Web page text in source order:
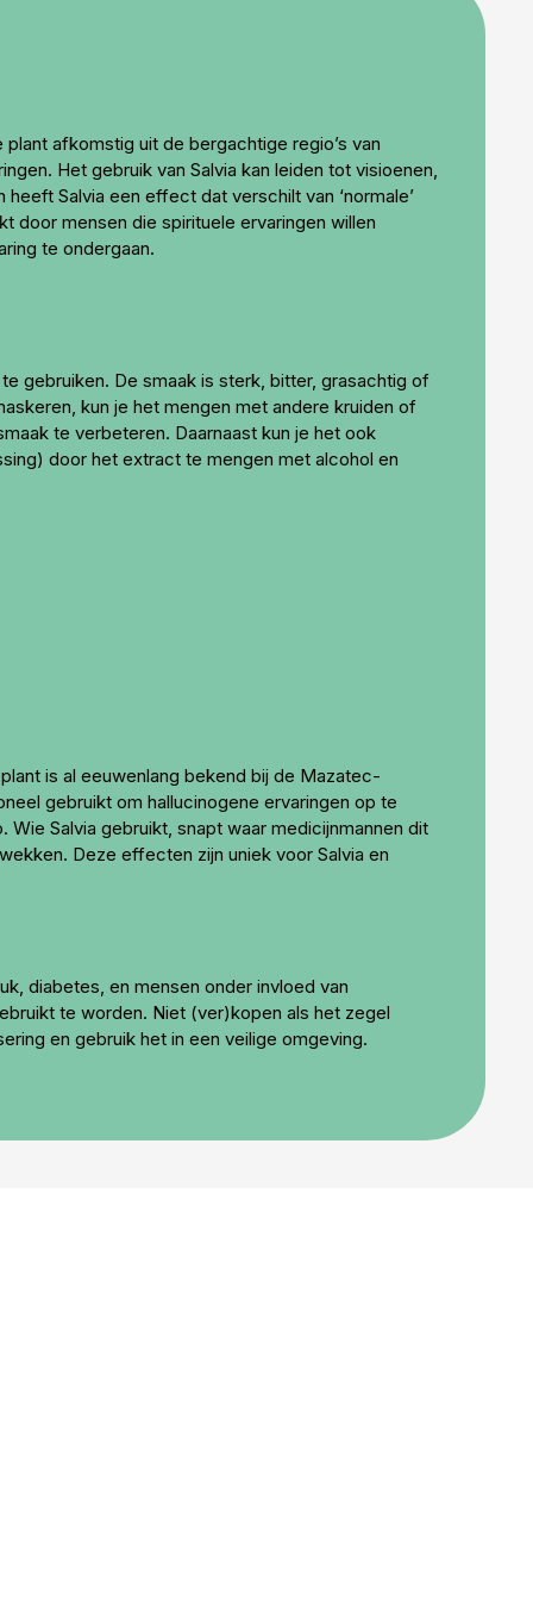
afkomstig uit de bergachtige regio’s van
Het gebruik van Salvia kan leiden tot visioenen,
Salvia een effect dat verschilt van ‘normale’
door mensen die spirituele ervaringen willen
te ondergaan.
gebruiken. De smaak is sterk, bitter, grasachtig of
kun je het mengen met andere kruiden of
te verbeteren. Daarnaast kun je het ook
door het extract te mengen met alcohol en
is al eeuwenlang bekend bij de Mazatec-
gebruikt om hallucinogene ervaringen op te
Salvia gebruikt, snapt waar medicijnmannen dit
Deze effecten zijn uniek voor Salvia en
diabetes, en mensen onder invloed van
te worden. Niet (ver)kopen als het zegel
en gebruik het in een veilige omgeving.